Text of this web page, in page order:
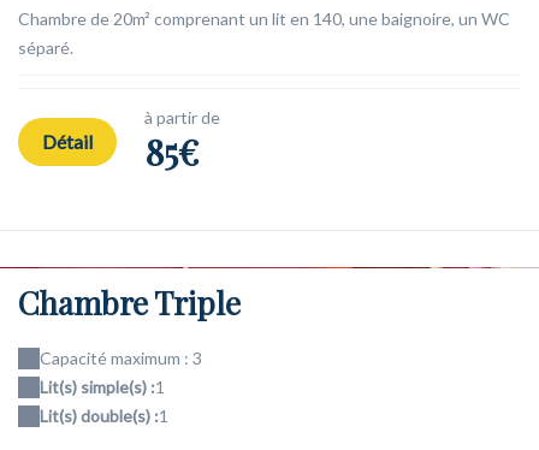
Chambre de 20m² comprenant un lit en 140, une baignoire, un WC
séparé.
Détail
à partir de
85€
Chambre Triple
Capacité maximum : 3
Lit(s) simple(s) :1
Lit(s) double(s) :1